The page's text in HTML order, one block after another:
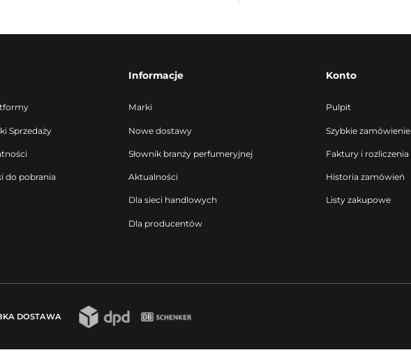
Sprzedaży
do pobrania
Informacje
Marki
Nowe dostawy
Słownik branży perfumeryjnej
Aktualności
Dla sieci handlowych
Dla producentów
Konto
Pulpit
Szybkie zamówienie
Faktury i rozliczenia
Historia zamówień
Listy zakupowe
DOSTAWA